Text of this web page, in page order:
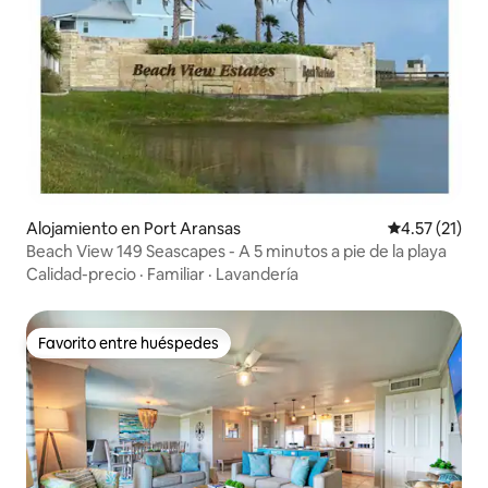
Alojamiento en Port Aransas Calificación
4.57 (21)
Beach View 149 Seascapes - A 5 minutos a pie de la playa
Calidad-precio · Familiar · Lavandería
Favorito entre huéspedes
Favorito entre huéspedes